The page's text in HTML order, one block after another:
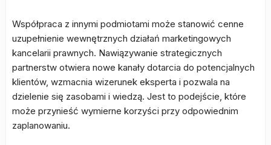
Współpraca z innymi podmiotami może stanowić cenne
uzupełnienie wewnętrznych działań marketingowych
kancelarii prawnych. Nawiązywanie strategicznych
partnerstw otwiera nowe kanały dotarcia do potencjalnych
klientów, wzmacnia wizerunek eksperta i pozwala na
dzielenie się zasobami i wiedzą. Jest to podejście, które
może przynieść wymierne korzyści przy odpowiednim
zaplanowaniu.